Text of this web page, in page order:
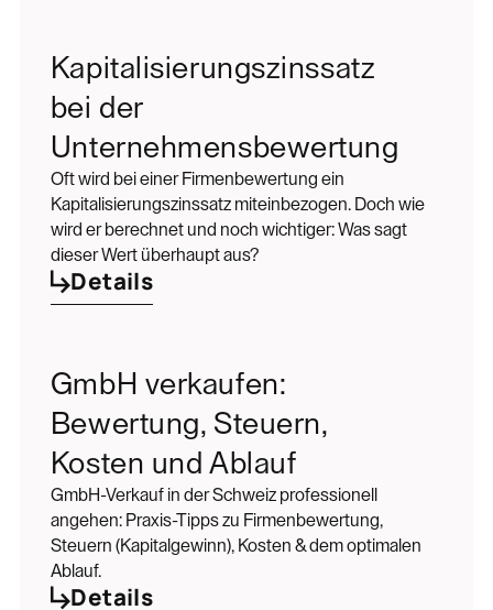
Kapitalisierungszinssatz
bei der
Unternehmensbewertung
Oft wird bei einer Firmenbewertung ein
Kapitalisierungszinssatz miteinbezogen. Doch wie
wird er berechnet und noch wichtiger: Was sagt
dieser Wert überhaupt aus?
Details
GmbH verkaufen:
Bewertung, Steuern,
Kosten und Ablauf
GmbH-Verkauf in der Schweiz professionell
angehen: Praxis-Tipps zu Firmenbewertung,
Steuern (Kapitalgewinn), Kosten & dem optimalen
Ablauf.
Details